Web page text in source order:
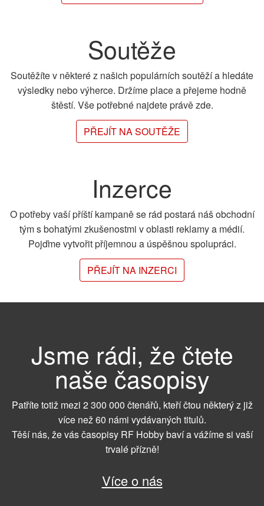
Soutěže
Soutěžíte v některé z našich populárních soutěží a hledáte
výsledky nebo výherce. Držíme place a přejeme hodně
štěstí. Vše potřebné najdete právě zde.
PŘEJÍT NA SOUTĚŽE
Inzerce
O potřeby vaší příští kampaně se rád postará náš obchodní
tým s bohatými zkušenostmi v oblasti reklamy a médií.
Pojďme vytvořit příjemnou a úspěšnou spolupráci.
PŘEJÍT NA INZERCI
Jsme rádi, že čtete
naše časopisy
Patříte totiž mezi 2 300 000 čtenářů, kteří čtou některý z již
více než 60 námi vydávaných titulů.
Těší nás, že vás časopisy RF Hobby baví a vážíme si vaší
trvalé přízně!
Více o nás